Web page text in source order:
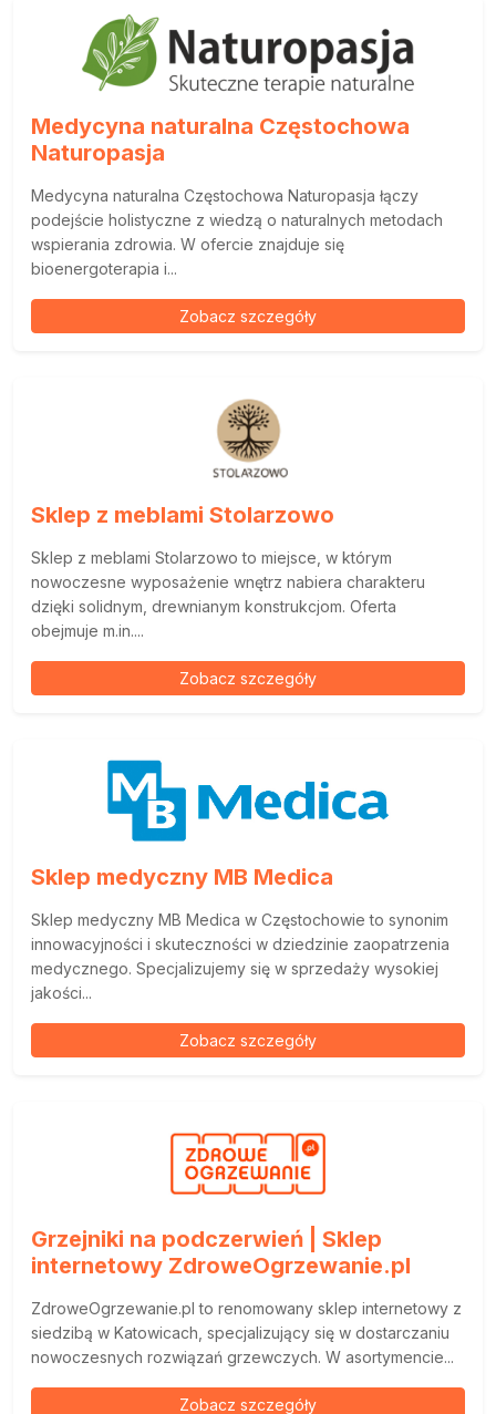
Medycyna naturalna Częstochowa
Naturopasja
Medycyna naturalna Częstochowa Naturopasja łączy
podejście holistyczne z wiedzą o naturalnych metodach
wspierania zdrowia. W ofercie znajduje się
bioenergoterapia i...
Zobacz szczegóły
Sklep z meblami Stolarzowo
Sklep z meblami Stolarzowo to miejsce, w którym
nowoczesne wyposażenie wnętrz nabiera charakteru
dzięki solidnym, drewnianym konstrukcjom. Oferta
obejmuje m.in....
Zobacz szczegóły
Sklep medyczny MB Medica
Sklep medyczny MB Medica w Częstochowie to synonim
innowacyjności i skuteczności w dziedzinie zaopatrzenia
medycznego. Specjalizujemy się w sprzedaży wysokiej
jakości...
Zobacz szczegóły
Grzejniki na podczerwień | Sklep
internetowy ZdroweOgrzewanie.pl
ZdroweOgrzewanie.pl to renomowany sklep internetowy z
siedzibą w Katowicach, specjalizujący się w dostarczaniu
nowoczesnych rozwiązań grzewczych. W asortymencie...
Zobacz szczegóły